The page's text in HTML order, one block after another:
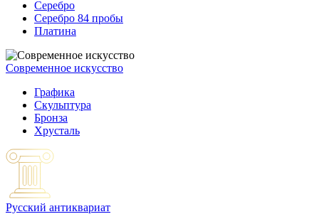
Серебро
Серебро 84 пробы
Платина
Современное искусство
Графика
Скульптура
Бронза
Хрусталь
Русский антиквариат